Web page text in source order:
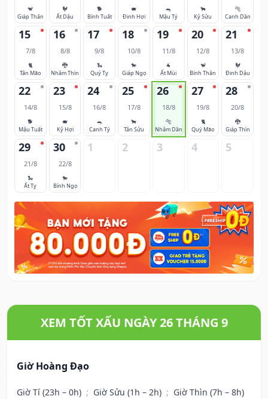
🐒
Giáp Thân
🐓
Ất Dậu
🐕
Bính Tuất
🐖
Đinh Hợi
🐀
Mậu Tý
🐂
Kỷ Sửu
🐅
Canh Dần
15
7/8
🐈
Tân Mão
16
8/8
🐉
Nhâm Thìn
17
9/8
🐍
Quý Tỵ
18
10/8
🐎
Giáp Ngọ
19
11/8
🐐
Ất Mùi
20
12/8
🐒
Bính Thân
21
13/8
🐓
Đinh Dậu
22
14/8
🐕
Mậu Tuất
23
15/8
🐖
Kỷ Hợi
24
16/8
🐀
Canh Tý
25
17/8
🐂
Tân Sửu
26
18/8
🐅
Nhâm Dần
27
19/8
🐈
Quý Mão
28
20/8
🐉
Giáp Thìn
29
21/8
🐍
Ất Tỵ
30
22/8
🐎
Bính Ngọ
1 2 3 4 5
XEM TỐT XẤU NGÀY 26 THÁNG 9
Giờ Hoàng Đạo
Giờ Tí (23h – 0h) ; Giờ Sửu (1h – 2h) ; Giờ Thìn (7h – 8h)